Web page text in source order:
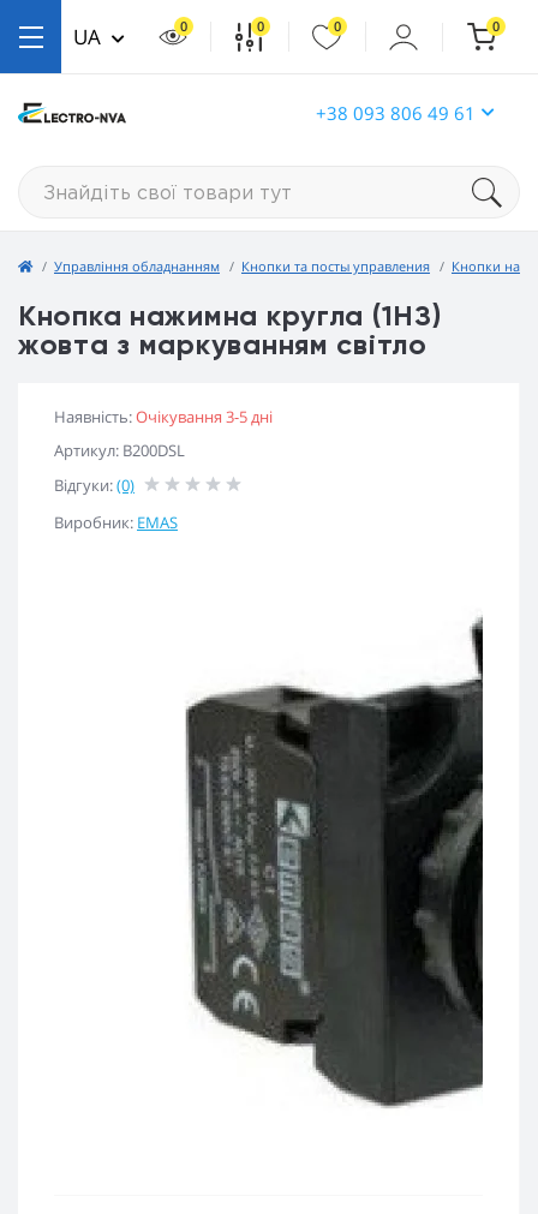
+38 093 806 49 61
UA 0 0 0 0
Управління обладнанням Кнопки та посты управления Кнопки
Кнопка нажимна кругла (1НЗ)
жовта з маркуванням світло
Наявність:Очікування 3-5 дні
Артикул: B200DSL
Відгуки:(0)
Виробник: EMAS